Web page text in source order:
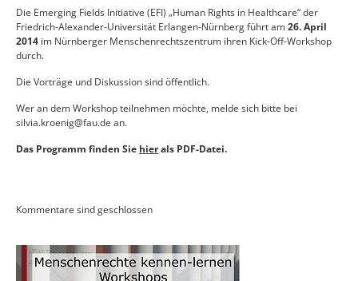
Die Emerging Fields Initiative (EFI) „Human Rights in Healthcare“ der
Friedrich-Alexander-Universität Erlangen-Nürnberg führt am26. April
2014 im Nürnberger Menschenrechtszentrum ihren Kick-Off-Workshop
durch.
Die Vorträge und Diskussion sind öffentlich.
Wer an dem Workshop teilnehmen möchte, melde sich bitte bei
silvia.kroenig@fau.de an.
Das Programm finden Sie hierals PDF-Datei.
Kommentare sind geschlossen